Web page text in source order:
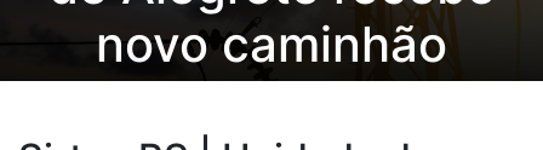
novo caminhão